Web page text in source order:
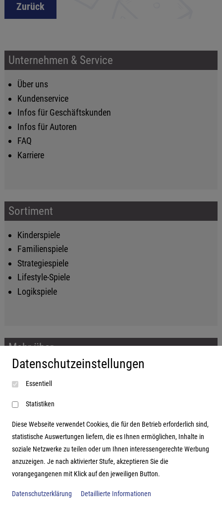
Zurück
Unternehmen & Service
Über uns
Kundenservice
Infos für Geschäftskunden
Infos für Autoren
FAQ
Karriere
Sortiment
Kinderspiele
Familienspiele
Strategiespiele
Lifestyle-Spiele
Logikspiele
Mehr über...
Impressum
AGB
Datenschutzerklärung
Adresse
Hutter Trade GmbH + Co KG
Bgm.-Landmann-Platz 1-5
Datenschutzeinstellungen
Essentiell
Statistiken
Diese Webseite verwendet Cookies, die für den Betrieb erforderlich sind,
statistische Auswertungen liefern, die es Ihnen ermöglichen, Inhalte in
soziale Netzwerke zu teilen oder um Ihnen interessengerechte Werbung
anzuzeigen. Je nach aktivierter Stufe, akzeptieren Sie die
vorangegangenen mit Klick auf den jeweiligen Button.
Datenschutzerklärung Detaillierte Informationen